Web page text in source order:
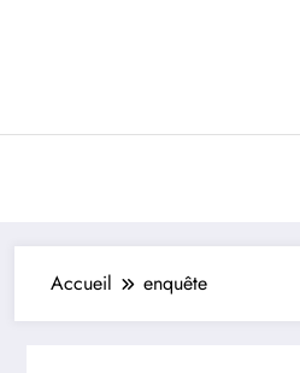
Accueil enquête